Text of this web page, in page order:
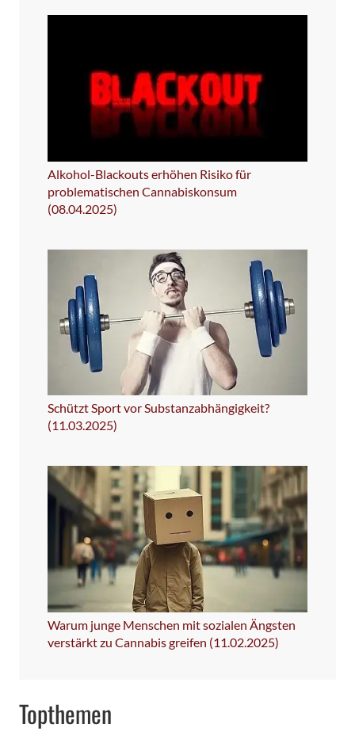
Alkohol-Blackouts erhöhen Risiko für
problematischen Cannabiskonsum
(08.04.2025)
Schützt Sport vor Substanzabhängigkeit?
(11.03.2025)
Warum junge Menschen mit sozialen Ängsten
verstärkt zu Cannabis greifen (11.02.2025)
Topthemen